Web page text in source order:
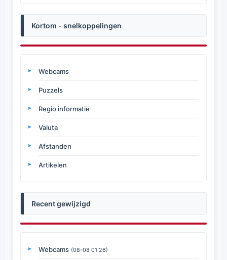
Kortom - snelkoppelingen
Webcams
Puzzels
Regio informatie
Valuta
Afstanden
Artikelen
Recent gewijzigd
Webcams (08-08 01:26)